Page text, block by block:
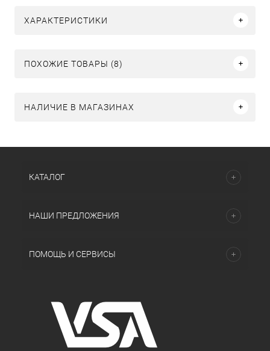
ХАРАКТЕРИСТИКИ
ПОХОЖИЕ ТОВАРЫ (8)
НАЛИЧИЕ В МАГАЗИНАХ
КАТАЛОГ
НАШИ ПРЕДЛОЖЕНИЯ
ПОМОЩЬ И СЕРВИСЫ